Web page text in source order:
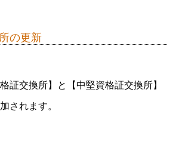
の更新
証交換所】と【中堅資格証交換所】
されます。